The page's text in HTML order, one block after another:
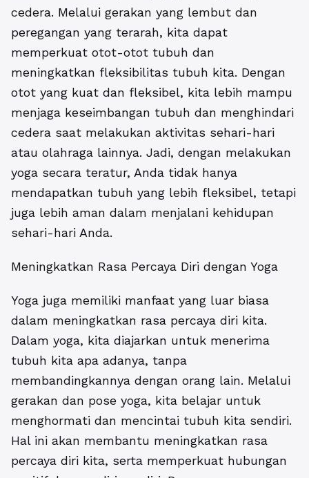
cedera. Melalui gerakan yang lembut dan
peregangan yang terarah, kita dapat
memperkuat otot-otot tubuh dan
meningkatkan fleksibilitas tubuh kita. Dengan
otot yang kuat dan fleksibel, kita lebih mampu
menjaga keseimbangan tubuh dan menghindari
cedera saat melakukan aktivitas sehari-hari
atau olahraga lainnya. Jadi, dengan melakukan
yoga secara teratur, Anda tidak hanya
mendapatkan tubuh yang lebih fleksibel, tetapi
juga lebih aman dalam menjalani kehidupan
sehari-hari Anda.
Meningkatkan Rasa Percaya Diri dengan Yoga
Yoga juga memiliki manfaat yang luar biasa
dalam meningkatkan rasa percaya diri kita.
Dalam yoga, kita diajarkan untuk menerima
tubuh kita apa adanya, tanpa
membandingkannya dengan orang lain. Melalui
gerakan dan pose yoga, kita belajar untuk
menghormati dan mencintai tubuh kita sendiri.
Hal ini akan membantu meningkatkan rasa
percaya diri kita, serta memperkuat hubungan